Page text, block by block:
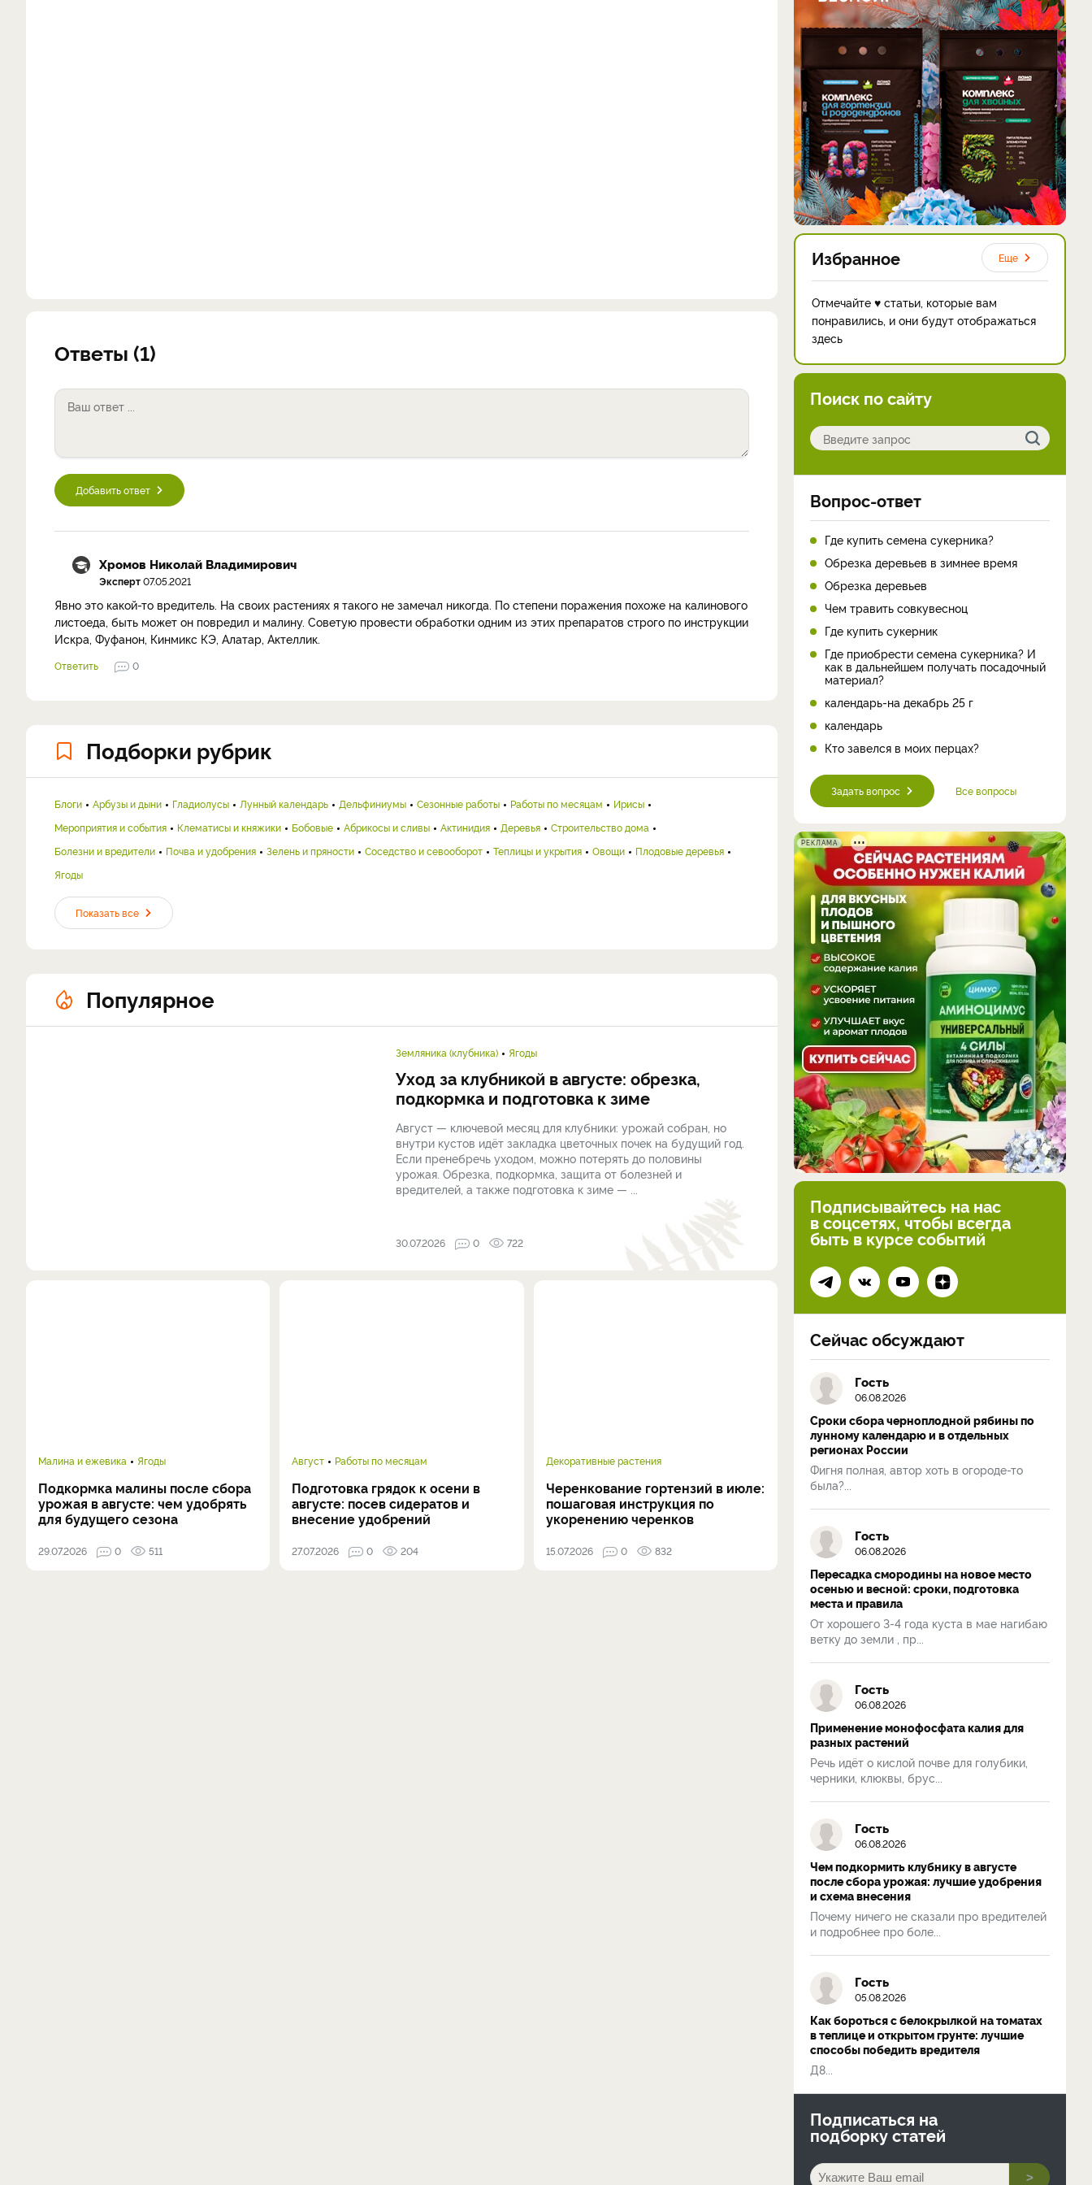
Ответы (1)
Добавить ответ
Хромов Николай Владимирович
Эксперт07.05.2021
Явно это какой-то вредитель. На своих растениях я такого не замечал никогда. По степени поражения похоже на калинового
листоеда, быть может он повредил и малину. Советую провести обработки одним из этих препаратов строго по инструкции
Искра, Фуфанон, Кинмикс КЭ, Алатар, Актеллик.
Ответить 0
Подборки рубрик
Блоги Арбузы и дыни Гладиолусы Лунный календарь Дельфиниумы Сезонные работы Работы по месяцам
Ирисы
Мероприятия и события
Клематисы и княжики Бобовые Абрикосы и сливы Актинидия Деревья
Строительство дома
Болезни и вредители
Почва и удобрения Зелень и пряности Соседство и севооборот Теплицы и укрытия Овощи
Плодовые деревья
Ягоды
Показать все
Популярное
Земляника (клубника) Ягоды
Уход за клубникой в августе: обрезка,
подкормка и подготовка к зиме
Август — ключевой месяц для клубники: урожай собран, но
внутри кустов идёт закладка цветочных почек на будущий год.
Если пренебречь уходом, можно потерять до половины
урожая. Обрезка, подкормка, защита от болезней и
вредителей, а также подготовка к зиме — ...
30.07.2026 0 722
Малина и ежевика Ягоды
Подкормка малины после сбора
урожая в августе: чем удобрять
для будущего сезона
29.07.2026 0 511
Август Работы по месяцам
Подготовка грядок к осени в
августе: посев сидератов и
внесение удобрений
27.07.2026 0 204
Декоративные растения
Черенкование гортензий в июле:
пошаговая инструкция по
укоренению черенков
15.07.2026 0 832
Избранное Еще
Отмечайте ♥ статьи, которые вам
понравились, и они будут отображаться
здесь
Поиск по сайту
Вопрос-ответ
Где купить семена сукерника?
Обрезка деревьев в зимнее время
Обрезка деревьев
Чем травить совкувесноц
Где купить сукерник
Где приобрести семена сукерника? И
как в дальнейшем получать посадочный
материал?
календарь-на декабрь 25 г
календарь
Кто завелся в моих перцах?
Задать вопрос Все вопросы
РЕКЛАМА
Подписывайтесь на нас
в соцсетях, чтобы всегда
быть в курсе событий
Сейчас обсуждают
Гость
06.08.2026
Сроки сбора черноплодной рябины по
лунному календарю и в отдельных
регионах России
Фигня полная, автор хоть в огороде-то
была?...
Гость
06.08.2026
Пересадка смородины на новое место
осенью и весной: сроки, подготовка
места и правила
От хорошего 3-4 года куста в мае нагибаю
ветку до земли , пр...
Гость
06.08.2026
Применение монофосфата калия для
разных растений
Речь идёт о кислой почве для голубики,
черники, клюквы, брус...
Гость
06.08.2026
Чем подкормить клубнику в августе
после сбора урожая: лучшие удобрения
и схема внесения
Почему ничего не сказали про вредителей
и подробнее про боле...
Гость
05.08.2026
Как бороться с белокрылкой на томатах
в теплице и открытом грунте: лучшие
способы победить вредителя
Д8...
Подписаться на
подборку статей
>